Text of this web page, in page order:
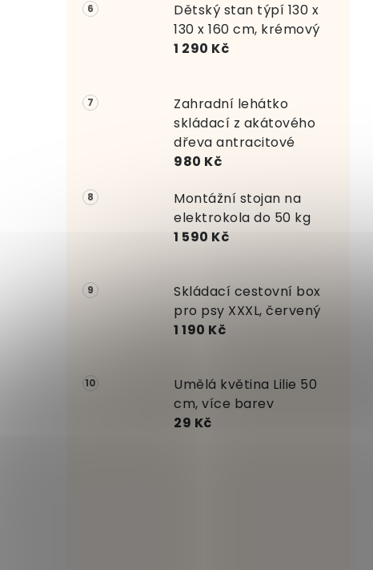
Dětský stan týpí 130 x
130 x 160 cm, krémový
1 290 Kč
Zahradní lehátko
skládací z akátového
dřeva antracitové
980 Kč
Montážní stojan na
elektrokola do 50 kg
1 590 Kč
Skládací cestovní box
pro psy XXXL, červený
1 190 Kč
Umělá květina Lilie 50
cm, více barev
29 Kč